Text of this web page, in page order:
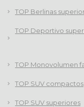
TOP Berlinas
TOP Deportivo
TOP Monovolumen
TOP SUV compactos
TOP SUV superiores